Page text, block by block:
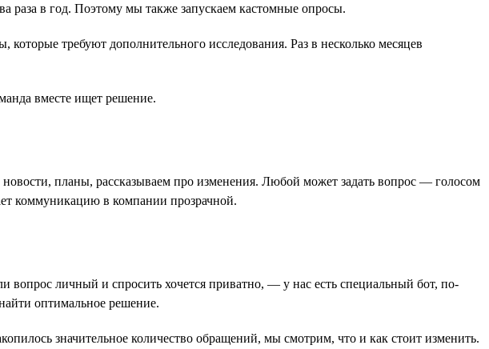
раза в год. Поэтому мы также запускаем кастомные опросы.
требуют дополнительного исследования. Раз в несколько месяцев
вместе ищет решение.
планы, рассказываем про изменения. Любой может задать вопрос — голосом
коммуникацию в компании прозрачной.
вопрос личный и спросить хочется приватно, — у нас есть специальный бот, по-
оптимальное решение.
значительное количество обращений, мы смотрим, что и как стоит изменить.